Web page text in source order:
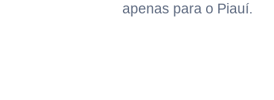
apenas para o Piauí.